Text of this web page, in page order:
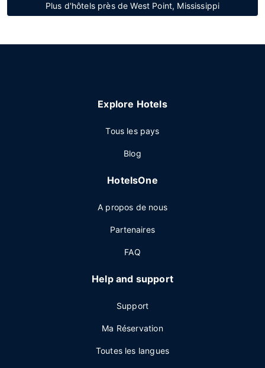
Plus d'hôtels près de West Point, Mississippi
Explore Hotels
Tous les pays
Blog
HotelsOne
A propos de nous
Partenaires
FAQ
Help and support
Support
Ma Réservation
Toutes les langues